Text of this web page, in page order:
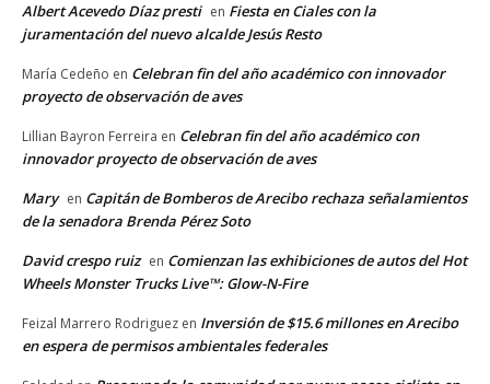
Albert Acevedo Díaz presti en Fiesta en Ciales con la
juramentación del nuevo alcalde Jesús Resto
María Cedeño en Celebran fin del año académico con innovador
proyecto de observación de aves
Lillian Bayron Ferreira en Celebran fin del año académico con
innovador proyecto de observación de aves
Mary en Capitán de Bomberos de Arecibo rechaza señalamientos
de la senadora Brenda Pérez Soto
David crespo ruiz en Comienzan las exhibiciones de autos del Hot
Wheels Monster Trucks Live™: Glow-N-Fire
Feizal Marrero Rodriguez en Inversión de $15.6 millones en Arecibo
en espera de permisos ambientales federales